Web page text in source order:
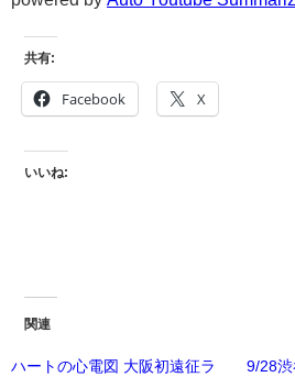
共有:
Facebook X
いいね:
関連
ハートの心電図 大阪初遠征ラ
9/28渋